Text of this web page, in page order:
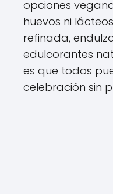
opciones
huevos ni
refinada,
edulcorantes
es que todos
celebración sin